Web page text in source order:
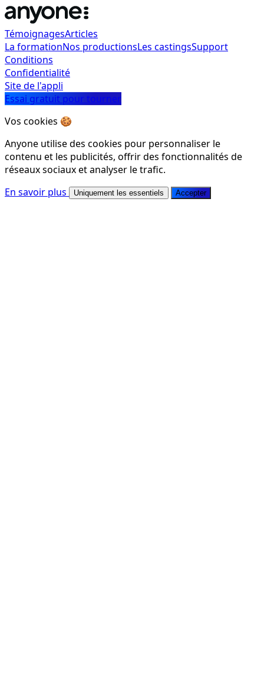
TémoignagesArticles
La formationNos productionsLes castingsSupport
Conditions
Confidentialité
Site de l'appli
Essai gratuit pour tourner
Vos cookies 🍪
Anyone utilise des cookies pour personnaliser le
contenu et les publicités, offrir des fonctionnalités de
réseaux sociaux et analyser le trafic.
En savoir plus
Uniquement les essentiels Accepter